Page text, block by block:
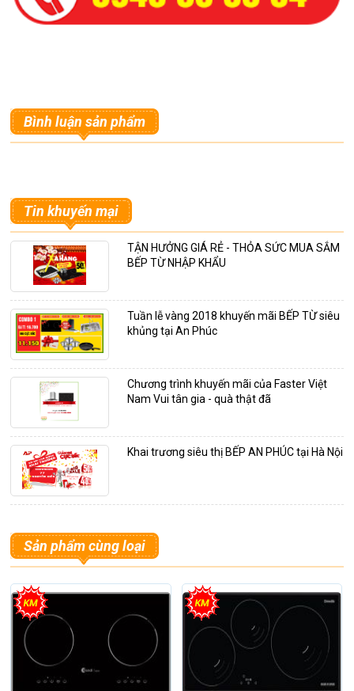
Bình luận sản phẩm
Tin khuyến mại
TẬN HƯỞNG GIÁ RẺ - THỎA SỨC MUA SẮM
BẾP TỪ NHẬP KHẨU
Tuần lễ vàng 2018 khuyến mãi BẾP TỪ siêu
khủng tại An Phúc
Chương trình khuyến mãi của Faster Việt
Nam Vui tân gia - quà thật đã
Khai trương siêu thị BẾP AN PHÚC tại Hà Nội
Sản phẩm cùng loại